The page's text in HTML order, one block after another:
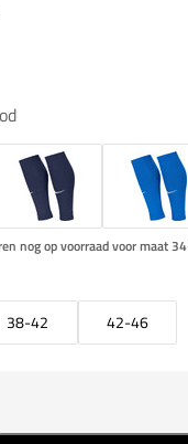
nog op voorraad voor maat
38-42 42-46